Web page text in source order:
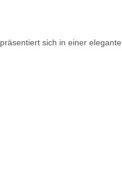
sich in einer